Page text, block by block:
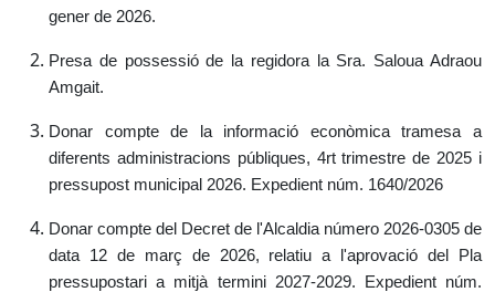
gener de 2026.
Presa de possessió de la regidora la Sra. Saloua Adraou
Amgait.
Donar compte de la informació econòmica tramesa a
diferents administracions públiques, 4rt trimestre de 2025 i
pressupost municipal 2026. Expedient núm. 1640/2026
Donar compte del Decret de l'Alcaldia número 2026-0305 de
data 12 de març de 2026, relatiu a l'aprovació del Pla
pressupostari a mitjà termini 2027-2029.
Expedient núm.